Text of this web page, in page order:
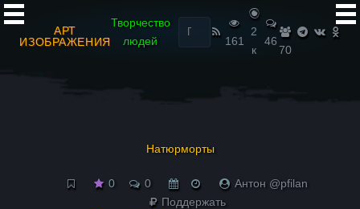
АРТ
ИЗОБРАЖЕНИЯ
Творчество
людей
Найти:
161
2
к
46
70
Натюрморты
0 0
Антон @pfilan
Поддержать